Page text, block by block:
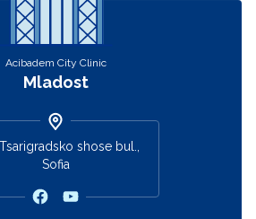
Acibadem City Clinic
Mladost
shose bul.,
Sofia